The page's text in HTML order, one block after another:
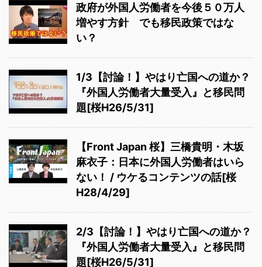
政府が外国人労働者を今後５０万人
増やす方針 でも移民政策ではな
い？
1/3【討論！】やはり亡国への道か？
『外国人労働者大量受入』と移民問
題[桜H26/5/31]
【Front Japan 桜】三橋貴明・木坂
麻衣子：日本に外国人労働者はいら
ない！ / ウケるコンテンツの話[桜
H28/4/29]
2/3【討論！】やはり亡国への道か？
『外国人労働者大量受入』と移民問
題[桜H26/5/31]